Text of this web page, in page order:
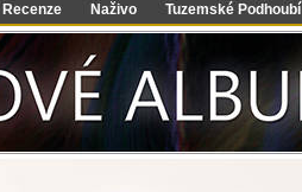
Recenze Naživo Tuzemské Podhoubí